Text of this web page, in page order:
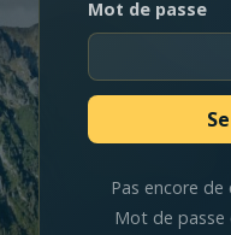
Mot de passe
Pas encore de
Mot de passe